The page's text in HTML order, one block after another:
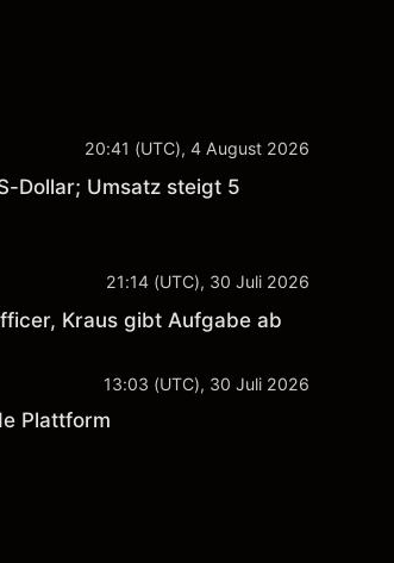
20:41 (UTC), 4 August 2026
Dollar; Umsatz steigt 5
21:14 (UTC), 30 Juli 2026
Kraus gibt Aufgabe ab
13:03 (UTC), 30 Juli 2026
Plattform